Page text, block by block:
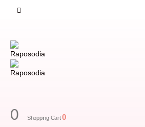
0 Shopping Cart0